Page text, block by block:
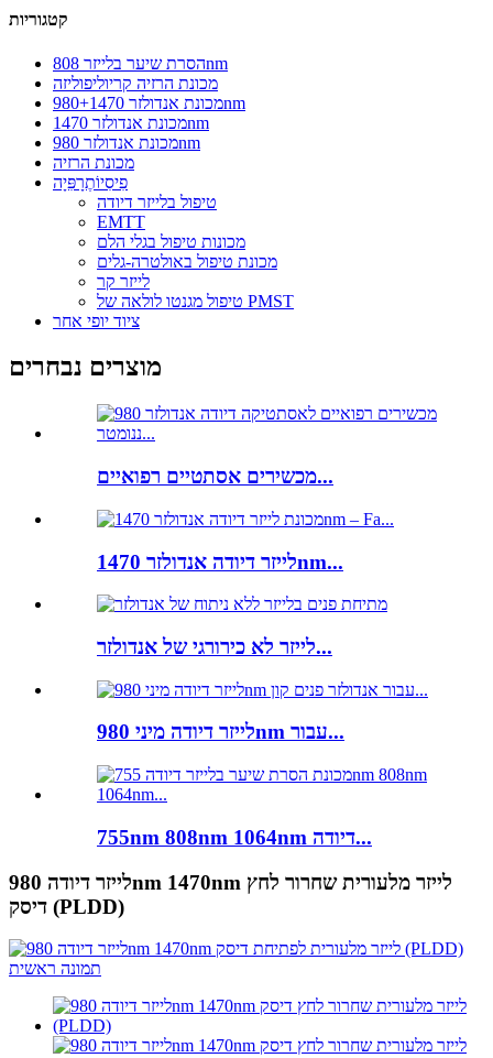
קטגוריות
הסרת שיער בלייזר 808nm
מכונת הרזיה קריוליפוליזה
מכונת אנדולזר 980+1470nm
מכונת אנדולזר 1470nm
מכונת אנדולזר 980nm
מכונת הרזיה
פִיסִיוֹתֶרָפִּיָה
טיפול בלייזר דיודה
EMTT
מכונות טיפול בגלי הלם
מכונת טיפול באולטרה-גלים
לייזר קר
טיפול מגנטו לולאה של PMST
ציוד יופי אחר
מוצרים נבחרים
מכשירים אסתטיים רפואיים...
לייזר דיודה אנדולזר 1470nm...
לייזר לא כירורגי של אנדולזר...
לייזר דיודה מיני 980nm עבור...
755nm 808nm 1064nm דיודה...
לייזר דיודה 980nm 1470nm לייזר מלעורית שחרור לחץ
דיסק (PLDD)